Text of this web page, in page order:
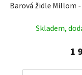
Barová židle Millom
Skladem,
1